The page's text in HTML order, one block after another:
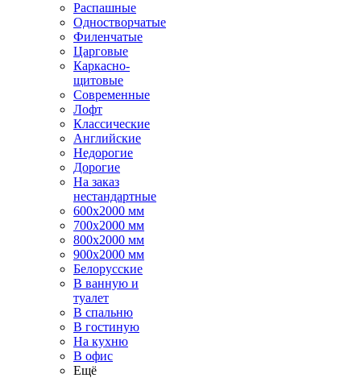
Распашные
Одностворчатые
Филенчатые
Царговые
Каркасно-
щитовые
Современные
Лофт
Классические
Английские
Недорогие
Дорогие
На заказ
нестандартные
600х2000 мм
700х2000 мм
800х2000 мм
900х2000 мм
Белорусские
В ванную и
туалет
В спальню
В гостиную
На кухню
В офис
Ещё